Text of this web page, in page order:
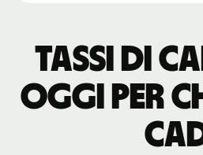
Tassi di
oggi per